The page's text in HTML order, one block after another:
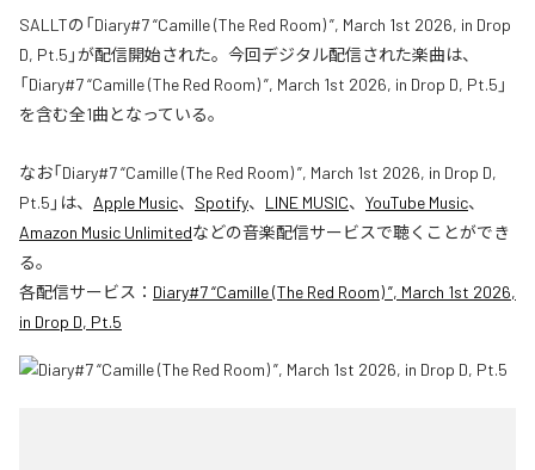
SALLTの「Diary#7 “Camille (The Red Room) ”, March 1st 2026, in Drop
D, Pt.5」が配信開始された。今回デジタル配信された楽曲は、
「Diary#7 “Camille (The Red Room) ”, March 1st 2026, in Drop D, Pt.5」
を含む全1曲となっている。
なお「Diary#7 “Camille (The Red Room) ”, March 1st 2026, in Drop D,
Pt.5 」は、 Apple Music、 Spotify、 LINE MUSIC、 YouTube Music、
Amazon Music Unlimitedなどの音楽配信サービスで聴くことができ
る。
各配信サービス： Diary#7 “Camille (The Red Room) ”, March 1st 2026,
in Drop D, Pt.5